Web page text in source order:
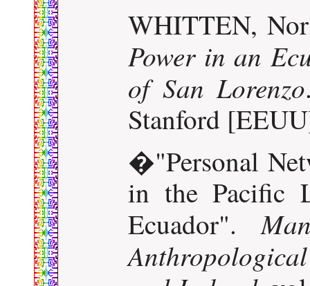
WHITTEN,
Power in an
of San Lorenzo
Stanford
�"Personal
in the Pacific
Ecuador".